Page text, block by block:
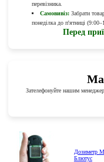
перевізника.
Самовивіз:Забрати
понеділка до п'ятниці
Перед
Зателефонуйте нашим
Дозиметр
Блютус